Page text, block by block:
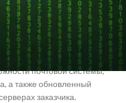
усилила
VK Tech представила
WorkSpace. для размещения в
почтовой системы,
а также обновленный
заказчика.